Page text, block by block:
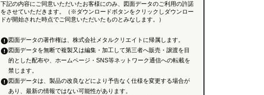
下記の内容にご同意いただいたお客様にのみ、図面データのご利用の許諾
をさせていただきます。（※ダウンロードボタンをクリックしダウンロー
ドが開始された時点でご同意いただいたものとみなします。）
図面データの著作権は、株式会社メタルクリエイトに帰属します。
図面データを無断で複製又は編集・加工して第三者へ販売・譲渡を目
的とした配布や、ホームページ・SNS等ネットワーク通信への転載を
禁じます。
図面データは、製品の改良などにより予告なく仕様を変更する場合が
あり、最新の情報ではない可能性があります。